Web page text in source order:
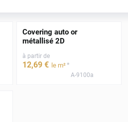
Covering auto or
métallisé 2D
à partir de
12,69 € le m²*
A-9100a